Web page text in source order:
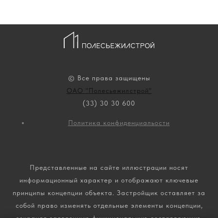
© Все права защищены
ОАО "Полесьежилстрой"
(33) 30 30 600
Политика конфиденциальости
Представленные на сайте иллюстрации носят
информационный характер и отображают ключевые
принципы концепции объекта. Застройщик оставляет за
собой право изменять отдельные элементы концепции,